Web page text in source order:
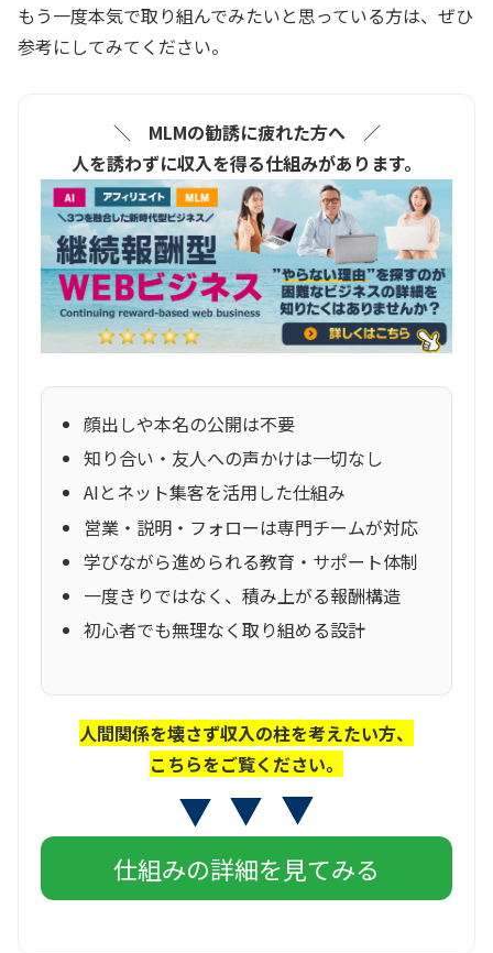
もう一度本気で取り組んでみたいと思っている方は、ぜひ
参考にしてみてください。
＼ MLMの勧誘に疲れた方へ ／
人を誘わずに収入を得る仕組みがあります。
顔出しや本名の公開は不要
知り合い・友人への声かけは一切なし
AIとネット集客を活用した仕組み
営業・説明・フォローは専門チームが対応
学びながら進められる教育・サポート体制
一度きりではなく、積み上がる報酬構造
初心者でも無理なく取り組める設計
人間関係を壊さず収入の柱を考えたい方、
こちらをご覧ください。
仕組みの詳細を見てみる